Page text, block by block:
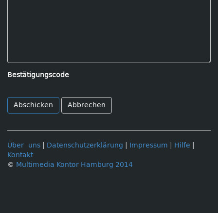
Bestätigungscode
Abbrechen
Über uns Datenschutzerklärung Impressum Hilfe
Kontakt
© Multimedia Kontor Hamburg 2014